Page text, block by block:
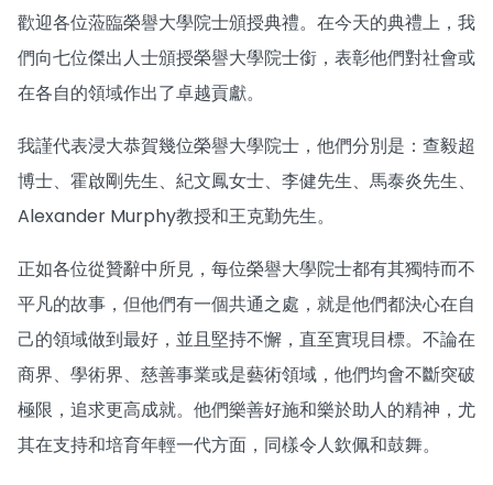
歡迎各位蒞臨榮譽大學院士頒授典禮。在今天的典禮上，我
們向七位傑出人士頒授榮譽大學院士銜，表彰他們對社會或
在各自的領域作出了卓越貢獻。
我謹代表浸大恭賀幾位榮譽大學院士，他們分別是：查毅超
博士、霍啟剛先生、紀文鳳女士、李健先生、馬泰炎先生、
Alexander Murphy教授和王克勤先生。
正如各位從贊辭中所見，每位榮譽大學院士都有其獨特而不
平凡的故事，但他們有一個共通之處，就是他們都決心在自
己的領域做到最好，並且堅持不懈，直至實現目標。不論在
商界、學術界、慈善事業或是藝術領域，他們均會不斷突破
極限，追求更高成就。他們樂善好施和樂於助人的精神，尤
其在支持和培育年輕一代方面，同樣令人欽佩和鼓舞。